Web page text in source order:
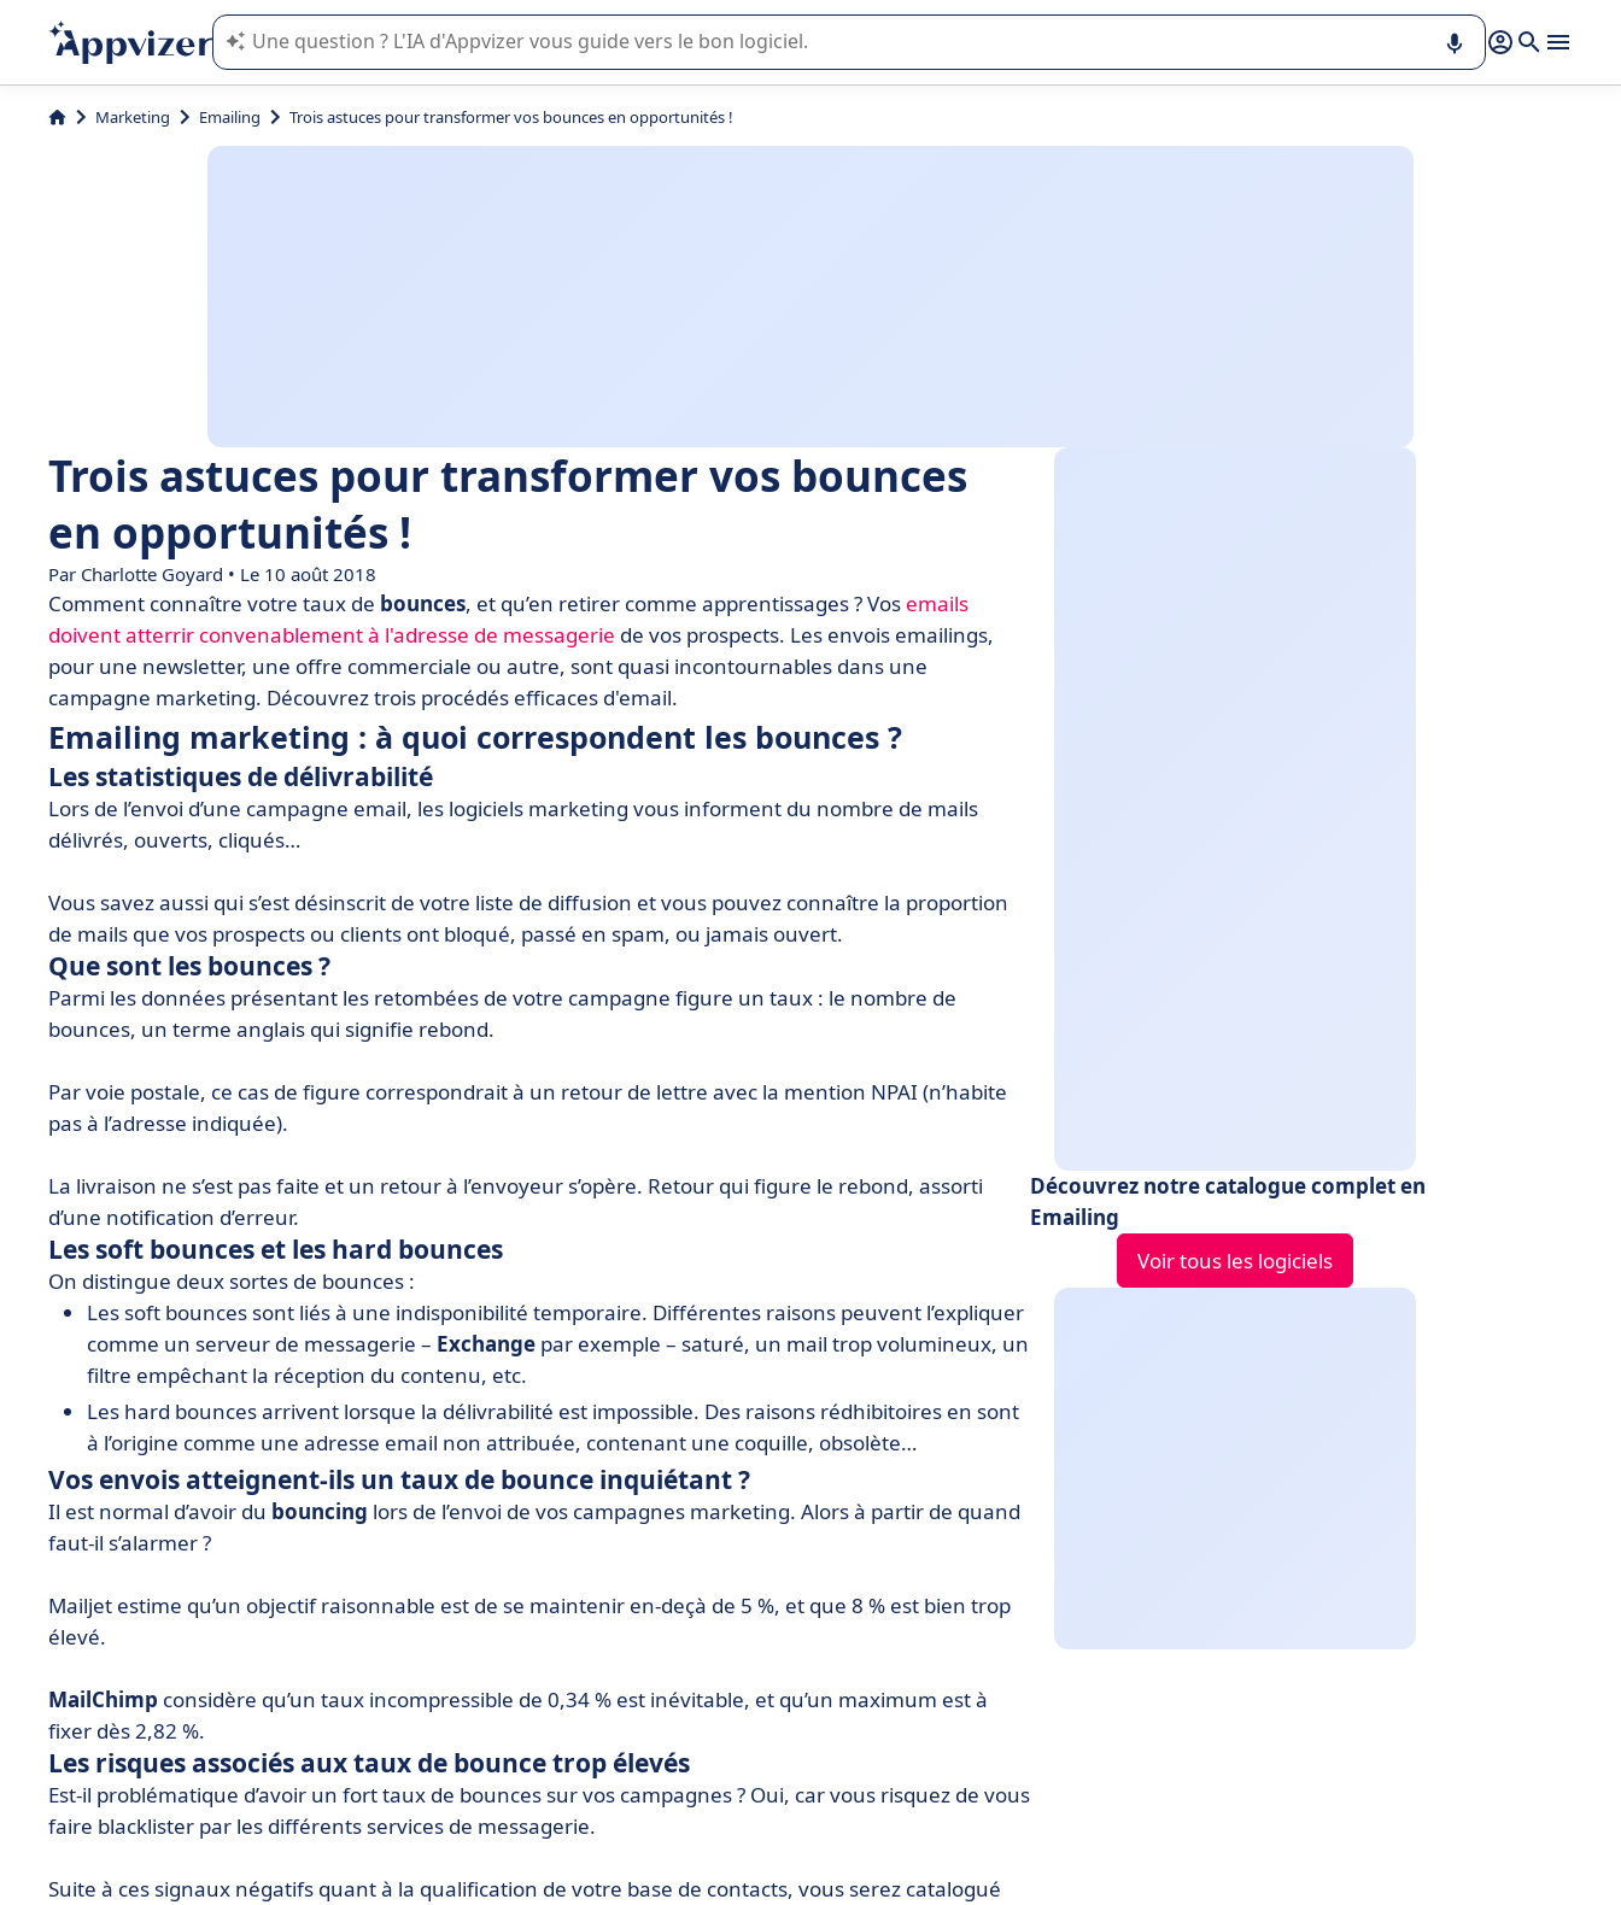
L'IA de Appvizer vous guide dans l'utilisation ou la sélection de logiciel SaaS en entreprise.
Marketing Emailing Trois astuces pour transformer vos bounces en opportunités !
Trois astuces pour transformer vos bounces
en opportunités !
Par Charlotte Goyard • Le 10 août 2018
Comment connaître votre taux de bounces, et qu’en retirer comme apprentissages ? Vos emails
doivent atterrir convenablement à l'adresse de messagerie de vos prospects. Les envois emailings,
pour une newsletter, une offre commerciale ou autre, sont quasi incontournables dans une
campagne marketing. Découvrez trois procédés efficaces d'email.
Emailing marketing : à quoi correspondent les bounces ?
Les statistiques de délivrabilité
Lors de l’envoi d’une campagne email, les logiciels marketing vous informent du nombre de mails
délivrés, ouverts, cliqués…
Vous savez aussi qui s’est désinscrit de votre liste de diffusion et vous pouvez connaître la proportion
de mails que vos prospects ou clients ont bloqué, passé en spam, ou jamais ouvert.
Que sont les bounces ?
Parmi les données présentant les retombées de votre campagne figure un taux : le nombre de
bounces, un terme anglais qui signifie rebond.
Par voie postale, ce cas de figure correspondrait à un retour de lettre avec la mention NPAI (n’habite
pas à l’adresse indiquée).
La livraison ne s’est pas faite et un retour à l’envoyeur s’opère. Retour qui figure le rebond, assorti
d’une notification d’erreur.
Les soft bounces et les hard bounces
On distingue deux sortes de bounces :
Les soft bounces sont liés à une indisponibilité temporaire. Différentes raisons peuvent l’expliquer
comme un serveur de messagerie – Exchange par exemple – saturé, un mail trop volumineux, un
filtre empêchant la réception du contenu, etc.
Les hard bounces arrivent lorsque la délivrabilité est impossible. Des raisons rédhibitoires en sont
à l’origine comme une adresse email non attribuée, contenant une coquille, obsolète…
Vos envois atteignent-ils un taux de bounce inquiétant ?
Il est normal d’avoir du bouncing lors de l’envoi de vos campagnes marketing. Alors à partir de quand
faut-il s’alarmer ?
Mailjet estime qu’un objectif raisonnable est de se maintenir en-deçà de 5 %, et que 8 % est bien trop
élevé.
MailChimp considère qu’un taux incompressible de 0,34 % est inévitable, et qu’un maximum est à
fixer dès 2,82 %.
Les risques associés aux taux de bounce trop élevés
Est-il problématique d’avoir un fort taux de bounces sur vos campagnes ? Oui, car vous risquez de vous
faire blacklister par les différents services de messagerie.
Suite à ces signaux négatifs quant à la qualification de votre base de contacts, vous serez catalogué
Découvrez notre catalogue complet en
Emailing
Voir tous les logiciels